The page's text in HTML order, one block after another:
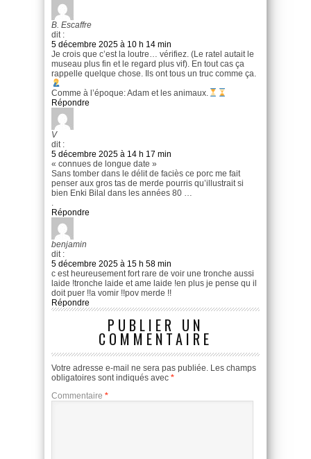
B. Escaffre
dit :
5 décembre 2025 à 10 h 14 min
Je crois que c’est la loutre… vérifiez. (Le ratel autait le
museau plus fin et le regard plus vif). En tout cas ça
rappelle quelque chose. Ils ont tous un truc comme ça.
Comme à l’époque: Adam et les animaux.
Répondre
V
dit :
5 décembre 2025 à 14 h 17 min
« connues de longue date »
Sans tomber dans le délit de faciès ce porc me fait
penser aux gros tas de merde pourris qu’illustrait si
bien Enki Bilal dans les années 80 …
Répondre
benjamin
dit :
5 décembre 2025 à 15 h 58 min
c est heureusement fort rare de voir une tronche aussi
laide !tronche laide et ame laide !en plus je pense qu il
doit puer !!a vomir !!pov merde !!
Répondre
PUBLIER UN
COMMENTAIRE
Votre adresse e-mail ne sera pas publiée. Les champs
obligatoires sont indiqués avec *
Commentaire *